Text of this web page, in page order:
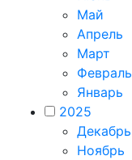
Май
Апрель
Март
Февраль
Январь
2025
Декабрь
Ноябрь